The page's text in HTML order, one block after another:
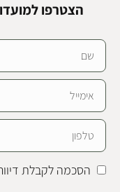
הצטרפו
הסכמה לקבלת